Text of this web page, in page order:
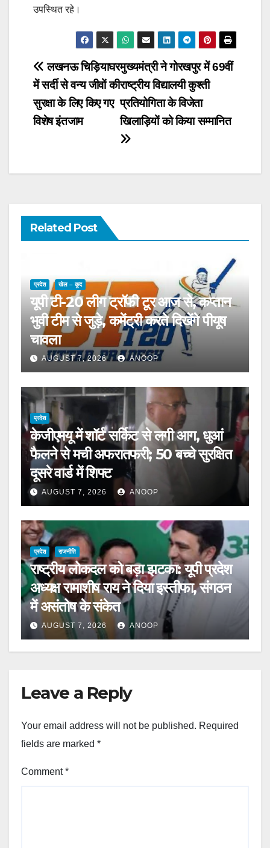
उपस्थित रहे।
Post
navigation
मुख्यमंत्री ने गोरखपुर में 69वीं
राष्ट्रीय विद्यालयी कुश्ती
प्रतियोगिता के विजेता
खिलाड़ियों को किया सम्मानित
लखनऊ चिड़ियाघर
में सर्दी से वन्य जीवों की
सुरक्षा के लिए किए गए
विशेष इंतजाम
Related Post
प्रदेश खेल – कूद
यूपी टी-20 लीग ट्रॉफी टूर आज से, कप्तान
भुवी टीम से जुड़े, कमेंट्री करते दिखेंगे पीयूष
चावला
AUGUST 7, 2026 ANOOP
प्रदेश
केजीएमयू में शॉर्ट सर्किट से लगी आग, धुआं
फैलने से मची अफरातफरी; 50 बच्चे सुरक्षित
दूसरे वार्ड में शिफ्ट
AUGUST 7, 2026 ANOOP
प्रदेश राजनीति
राष्ट्रीय लोकदल को बड़ा झटका: यूपी प्रदेश
अध्यक्ष रामाशीष राय ने दिया इस्तीफा, संगठन
में असंतोष के संकेत
AUGUST 7, 2026 ANOOP
Leave a Reply
Your email address will not be published. Required
fields are marked *
Comment*